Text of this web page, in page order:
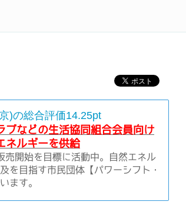
)の総合評価14.25pt
ブなどの生活協同組合会員向け
ネルギーを供給
開始を目標に活動中。自然エネル
を目指す市民団体【パワーシフト・
ます。